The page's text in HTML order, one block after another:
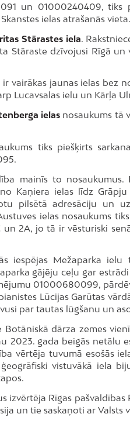
un 01000240409, tiks
ielas atrašanās vieta.
Stārastes iela .
Stāraste dzīvojusi Rīgā
vairākas jaunas ielas bez
Lucavsalas ielu un Kārļa
ielas nosaukums tā
tiks piešķirts
mainīs to
Kaņiera ielas līdz
pilsētā adresāciju un
ielas nosaukums
un 2A, jo tā ir vēsturiski
iespējas Mežaparka
gājēju ceļu gar
01000680099,
Lūcijas Garūtas
par tautas lūgšanu un
Botāniskā dārza zemes
2023. gada beigās netālu
vērtēja tuvumā esošās
vistuvākā iela
izvērtēja Rīgas
un tie saskaņoti ar Valsts